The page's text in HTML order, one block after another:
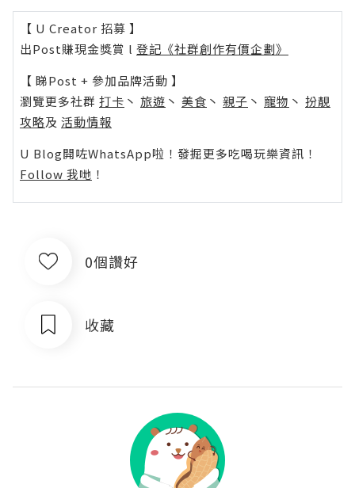
【 U Creator 招募 】
出Post賺現金獎賞 l 登記《社群創作有價企劃》
【 睇Post + 參加品牌活動 】
瀏覽更多社群 打卡 丶 旅遊 丶 美食 丶 親子 丶 寵物 丶 扮靚
攻略及 活動情報
U Blog開咗WhatsApp啦！發掘更多吃喝玩樂資訊！
Follow 我哋 ！
0個讚好
收藏